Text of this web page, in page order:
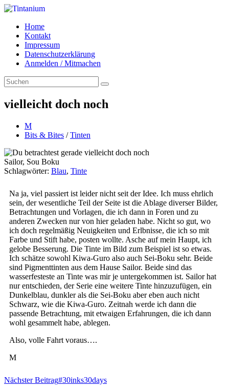
Home
Kontakt
Impressum
Datenschutzerklärung
Anmelden / Mitmachen
vielleicht doch noch
M
Bits & Bites / Tinten
Sailor, Sou Boku
Schlagwörter: Blau, Tinte
Na ja, viel passiert ist leider nicht seit der Idee. Ich muss ehrlich
sein, der wesentliche Teil der Seite ist die Ablage diverser Bilder,
Betrachtungen und Vorlagen, die ich dann in Foren und zu
anderen Zwecken nur von hier geladen habe. Nicht so gut, wo
ich doch regelmäßig Neuigkeiten und Erlbnisse, die ich so mit
Farbe und Stift habe, posten wollte. Asche auf mein Haupt, ich
gelobe Besserung. Die Tinte im Bild zum Beispiel ist so etwas.
Ich schätze sowohl Kiwa-Guro also auch Sei-Boku sehr. Beide
sind Pigmenttinten aus dem Hause Sailor. Beide sind das
wasserfesteste an Tinte was mir je untergekommen ist. Sailor hat
nur entschieden, der Serie eine weitere Tinte hinzuzufügen, ein
Dunkelblau, dunkler als die Sei-Boku aber eben auch nicht
Schwarz, wie die Kiwa-Guro. Zeitnah werde ich dann die
passende Betrachtung, mit etwaigen Erfahrungen, die ich dann
wohl gesammelt habe, ablegen.
Also, volle Fahrt voraus….
M
Nächster Beitrag#30inks30days